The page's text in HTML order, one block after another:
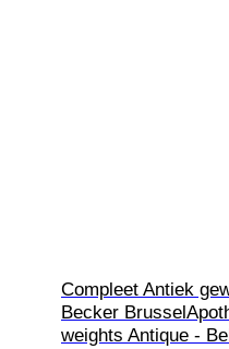
Compleet Antiek
Becker
weights Antique -